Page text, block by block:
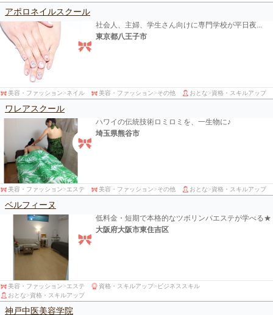
アポロネイルスクール
社会人、主婦、学生さん向けに専門学校が平日夜...
東京都八王子市
美容・ファッション>ネイル 美容・ファッション>その他 おとな>資格・スキルアップ
ワレアスクール
ハワイの伝統技術ロミロミを、一生物に♪
埼玉県熊谷市
美容・ファッション>エステ 美容・ファッション>その他 おとな>資格・スキルアップ
ベルフィーヌ
低料金・短期で本格的なツボリンパエステが学べる★
大阪府大阪市東住吉区
美容・ファッション>エステ 資格・スキルアップ> ビジネススキル
おとな>資格・スキルアップ
神戸中医美容学院